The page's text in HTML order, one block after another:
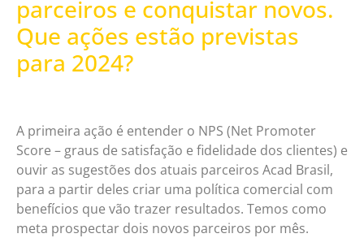
parceiros e conquistar novos.
Que ações estão previstas
para 2024?
A primeira ação é entender o NPS (Net Promoter
Score – graus de satisfação e fidelidade dos clientes) e
ouvir as sugestões dos atuais parceiros Acad Brasil,
para a partir deles criar uma política comercial com
benefícios que vão trazer resultados. Temos como
meta prospectar dois novos parceiros por mês.